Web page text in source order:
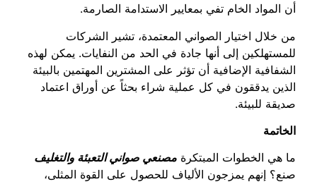
أن المواد الخام تفي بمعايير الاستدامة الصارمة.
من خلال اختيار الصواني المعتمدة، تشير الشركات
للمستهلكين إلى أنها جادة في الحد من النفايات. يمكن لهذه
الشفافية الإضافية أن تؤثر على المشترين المهتمين بالبيئة
الذين يدققون في كل عملية شراء بحثاً عن أوراق اعتماد
صديقة للبيئة.
الخاتمة
ما هي الخطوات المبتكرة مصنعي صواني التعبئة والتغليف
صنع؟ إنهم يمزجون الألياف للحصول على القوة المثلى،